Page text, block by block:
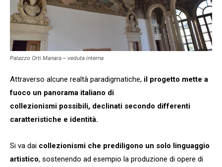
Palazzo Orti Manara – veduta interna
Attraverso alcune realtà paradigmatiche, il progetto mette a
fuoco un panorama italiano di
collezionismi possibili, declinati secondo differenti
caratteristiche e identità.
Si va dai collezionismi che prediligono un solo linguaggio
artistico, sostenendo ad esempio la produzione di opere di